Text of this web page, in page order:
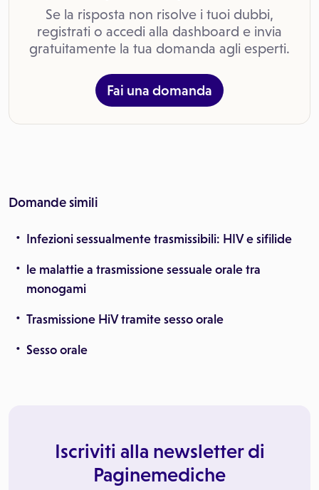
Se la risposta non risolve i tuoi dubbi,
registrati o accedi alla dashboard e invia
gratuitamente la tua domanda agli esperti.
Fai una domanda
Domande simili
Infezioni sessualmente trasmissibili: HIV e sifilide
le malattie a trasmissione sessuale orale tra
monogami
Trasmissione HiV tramite sesso orale
Sesso orale
Iscriviti alla newsletter di
Paginemediche